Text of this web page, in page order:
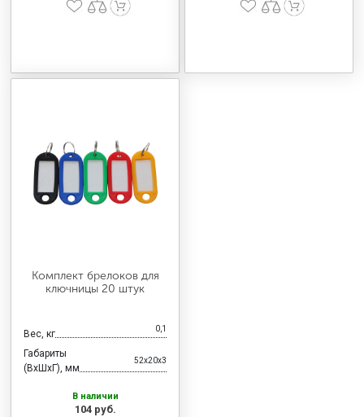
Комплект брелоков для
ключницы 20 штук
Вес, кг 0,1
Габариты
(ВхШхГ), мм
52x20x3
В наличии
104 руб.